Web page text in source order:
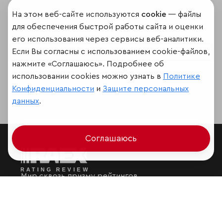
Поделиться
Мир сквозь призму рейтингов
На этом веб-сайте используются cookie — файлы
для обеспечения быстрой работы сайта и оценки
его использования через сервисы веб-аналитики.
Если Вы согласны с использованием cookie-файлов,
нажмите «Соглашаюсь». Подробнее об
использовании cookies можно узнать в Политике
Конфиденциальности и Защите персональных
данных.
Соглашаюсь